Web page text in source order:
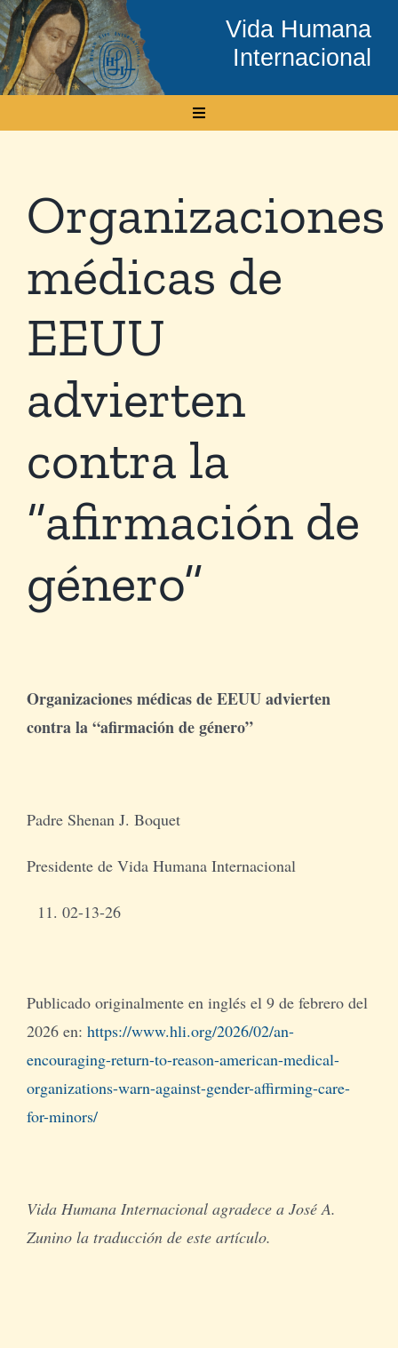
Skip
to
content
Vida Humana
Internacional
Toggle
Conócenos
Temas
Boletín Electrónico
Media
Tienda Virtual
Buscar
Cómo Donar
Organizaciones
médicas de
EEUU
advierten
contra la
“afirmación de
género”
Organizaciones médicas de EEUU advierten
contra la “afirmación de género”
Padre Shenan J. Boquet
Presidente de Vida Humana Internacional
02-13-26
Publicado originalmente en inglés el 9 de febrero del
2026 en: https://www.hli.org/2026/02/an-
encouraging-return-to-reason-american-medical-
organizations-warn-against-gender-affirming-care-
for-minors/
Vida Humana Internacional agradece a José A.
Zunino la traducción de este artículo.